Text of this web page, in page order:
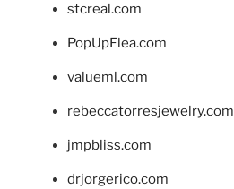
stcreal.com
PopUpFlea.com
valueml.com
rebeccatorresjewelry.com
jmpbliss.com
drjorgerico.com